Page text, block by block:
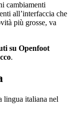
cambiamenti
all’interfaccia che
più grosse, va
su Openfoot
.
lingua italiana nel